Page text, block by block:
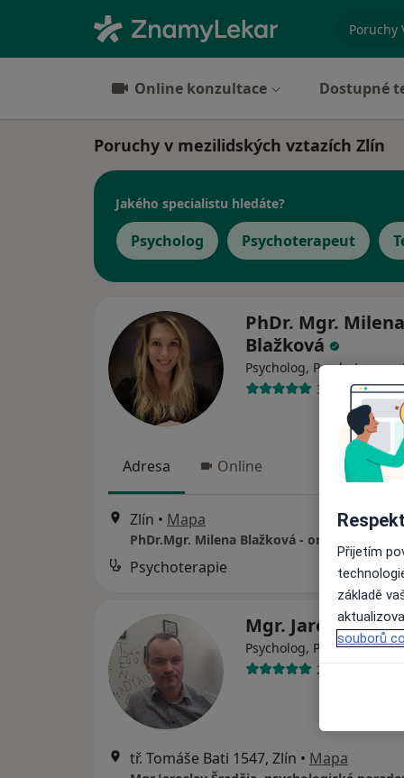
Online konzultace Dostupné
Poruchy v mezilidských vztazích Zlín
Jakého specialistu hledáte?
Psycholog Psychoterapeut
PhDr. Mgr. Milena
Blažková
Psycholog,
37 názorů
Adresa Online
Zlín • Mapa
PhDr.Mgr. Milena Blažková - online
Psychoterapie
Mgr. Jaroslav
Psycholog,
2 názory
tř. Tomáše Bati 1547, Zlín • Mapa
Přijetím
základě
souborů